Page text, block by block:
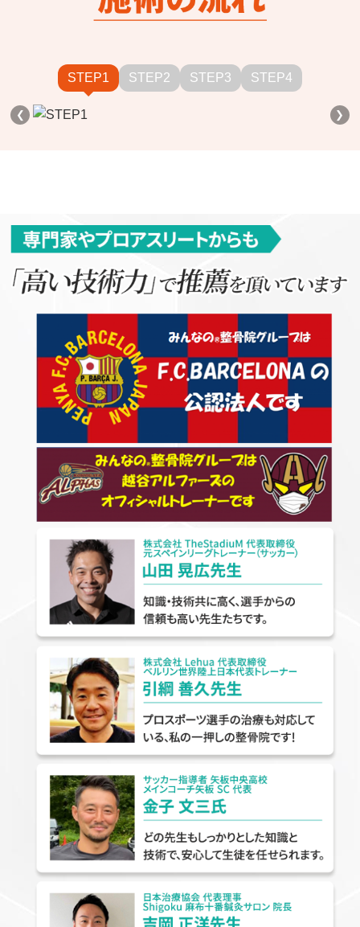
STEP1 STEP2 STEP3 STEP4
❮ ❯